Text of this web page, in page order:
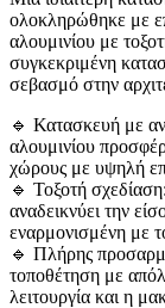
ολοκληρώθηκε με
αλουμινίου με
συγκεκριμένη
σεβασμό στην
🔹 Κατασκευή με
αλουμινίου
χώρους με υψηλή
🔹 Τοξοτή
αναδεικνύει την
εναρμονισμένη με
🔹 Πλήρης
τοποθέτηση με
λειτουργία και η